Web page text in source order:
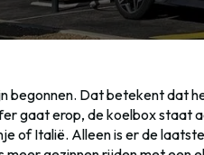
begonnen. Dat betekent dat
gaat erop, de koelbox staat
of Italië. Alleen is er de